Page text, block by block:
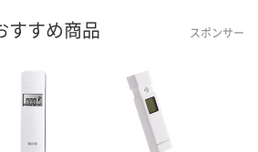
すすめ商品 スポンサー